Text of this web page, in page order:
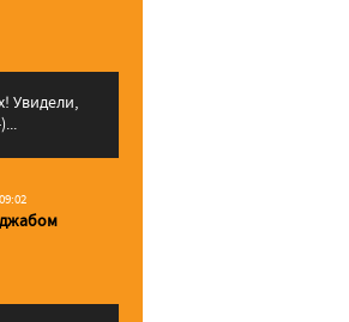
Увидели,